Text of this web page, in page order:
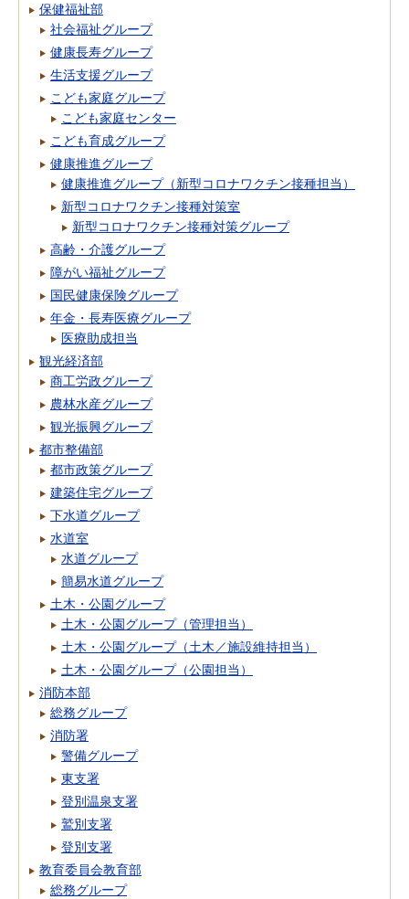
保健福祉部
社会福祉グループ
健康長寿グループ
生活支援グループ
こども家庭グループ
こども家庭センター
こども育成グループ
健康推進グループ
健康推進グループ（新型コロナワクチン接種担当）
新型コロナワクチン接種対策室
新型コロナワクチン接種対策グループ
高齢・介護グループ
障がい福祉グループ
国民健康保険グループ
年金・長寿医療グループ
医療助成担当
観光経済部
商工労政グループ
農林水産グループ
観光振興グループ
都市整備部
都市政策グループ
建築住宅グループ
下水道グループ
水道室
水道グループ
簡易水道グループ
土木・公園グループ
土木・公園グループ（管理担当）
土木・公園グループ（土木／施設維持担当）
土木・公園グループ（公園担当）
消防本部
総務グループ
消防署
警備グループ
東支署
登別温泉支署
鷲別支署
登別支署
教育委員会教育部
総務グループ